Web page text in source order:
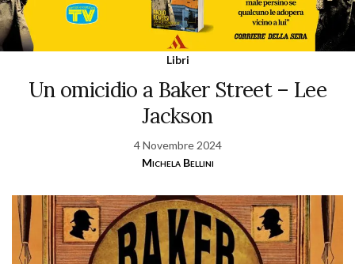
Libri
Un omicidio a Baker Street – Lee
Jackson
4 Novembre 2024
Michela Bellini